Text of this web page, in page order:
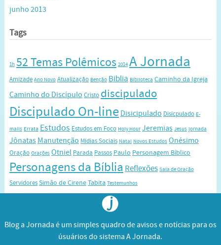
junho 2013
Tags
1h 52 Temas Polêmicos 2014 A Jornada
Amizade Ano Novo Atualização Benção Biblia Biblioteca Caminho da Igreja
Caminho do Discípulo Cristo discipulado
Discipulado On-line Disicipulado Disicpulado E-
mails Errata Estudos Estudos em Foco Holy Hour Jeremias Jesus jornada
Jônatas Manutenção Mídias Sociais Natal Novos Estudos Onésimo
Oração Orações Otniel Parada Passos Paulo Personagem Bíblico
Personagens da Bíblia Reflexões Sala de Oração
Servidores Simão de CireneTabita Testemunhos
Blog a Jornada é um simples quadro de avisos e notícias para os
úsuários do sistema A Jornada.